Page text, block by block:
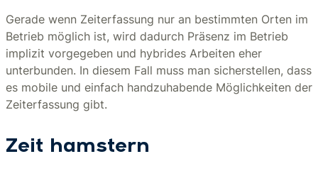
Gerade wenn Zeiterfassung nur an bestimmten Orten im
Betrieb möglich ist, wird dadurch Präsenz im Betrieb
implizit vorgegeben und hybrides Arbeiten eher
unterbunden. In diesem Fall muss man sicherstellen, dass
es mobile und einfach handzuhabende Möglichkeiten der
Zeiterfassung gibt.
Zeit hamstern